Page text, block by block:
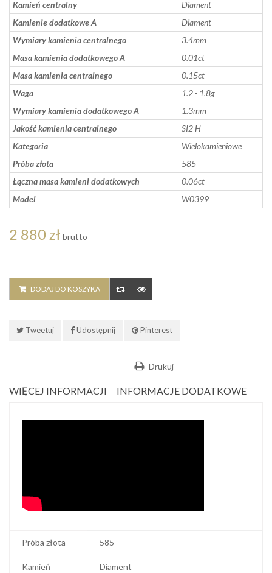
Kamień centralny
Diament
Kamienie dodatkowe A
Diament
Wymiary kamienia centralnego
3.4mm
Masa kamienia dodatkowego A
0.01ct
Masa kamienia centralnego
0.15ct
Waga
1.2 - 1.8g
Wymiary kamienia dodatkowego A
1.3mm
Jakość kamienia centralnego
SI2 H
Kategoria
Wielokamieniowe
Próba złota
585
Łączna masa kamieni dodatkowych
0.06ct
Model
W0399
2 880 zł brutto
DODAJ DO KOSZYKA
Tweetuj Udostępnij Pinterest
Drukuj
WIĘCEJ INFORMACJI INFORMACJE DODATKOWE
Próba złota 585
Kamień Diament